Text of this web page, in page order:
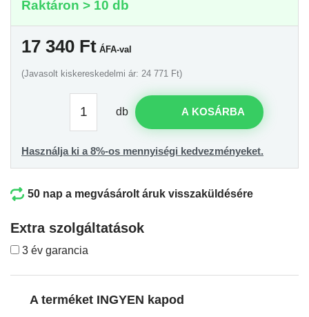
Raktáron > 10 db
17 340 Ft ÁFA-val
(Javasolt kiskereskedelmi ár: 24 771 Ft)
db A KOSÁRBA
Használja ki a 8%-os mennyiségi kedvezményeket.
50 nap a megvásárolt áruk visszaküldésére
Extra szolgáltatások
3 év garancia
A terméket INGYEN kapod